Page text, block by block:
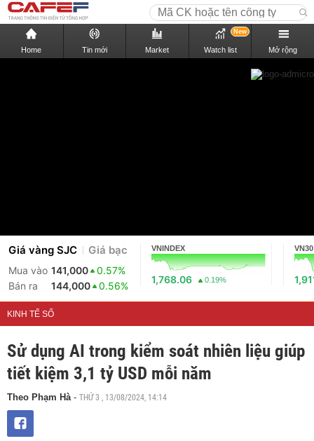
Home Tin mới Market Watch list
New
Mở rộng
Giá vàng SJC Giá bạc
Mua vào 141,000
0.57%
Bán ra
144,000 0.56%
VNINDEX
1,768.06 0.19%
VN30
KINH TẾ SỐ
Sử dụng AI trong kiểm soát nhiên liệu giúp
tiết kiệm 3,1 tỷ USD mỗi năm
Theo Phạm Hà- THỨ 3 , 13/08/2024, 14:14